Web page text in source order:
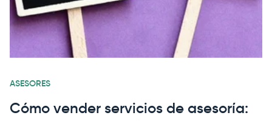
ASESORES
Cómo vender servicios de asesoría: